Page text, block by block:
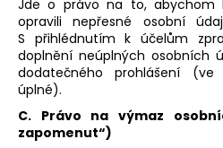
Jde o právo na to, abychom
opravili nepřesné osobní
S přihlédnutím k účelům
doplnění neúplných osobních
dodatečného prohlášení
úplné).
C. Právo na výmaz
zapomenut“)